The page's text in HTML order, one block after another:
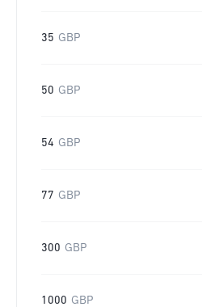
35 GBP
50 GBP
54 GBP
77 GBP
300 GBP
1000 GBP